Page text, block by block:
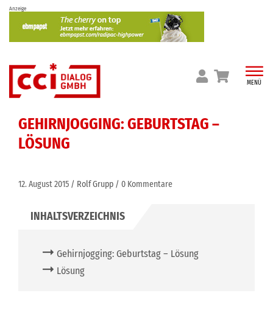
Skip
content
Anzeige
MENÜ
GEHIRNJOGGING: GEBURTSTAG –
LÖSUNG
12. August 2015 Rolf Grupp 0 Kommentare
Gehirnjogging: Geburtstag – Lösung
Lösung